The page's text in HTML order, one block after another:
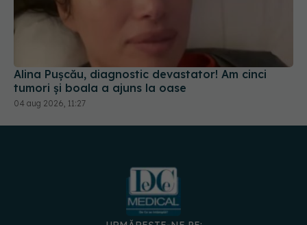
Alina Pușcău, diagnostic devastator! Am cinci
tumori și boala a ajuns la oase
04 aug 2026, 11:27
URMĂREȘTE-NE PE: